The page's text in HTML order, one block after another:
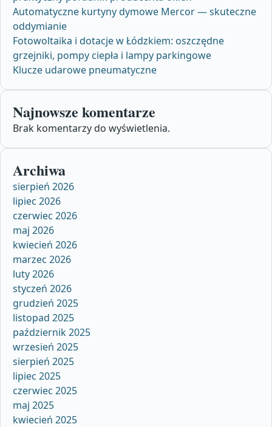
Automatyczne kurtyny dymowe Mercor — skuteczne
oddymianie
Fotowoltaika i dotacje w Łódzkiem: oszczędne
grzejniki, pompy ciepła i lampy parkingowe
Klucze udarowe pneumatyczne
Najnowsze komentarze
Brak komentarzy do wyświetlenia.
Archiwa
sierpień 2026
lipiec 2026
czerwiec 2026
maj 2026
kwiecień 2026
marzec 2026
luty 2026
styczeń 2026
grudzień 2025
listopad 2025
październik 2025
wrzesień 2025
sierpień 2025
lipiec 2025
czerwiec 2025
maj 2025
kwiecień 2025